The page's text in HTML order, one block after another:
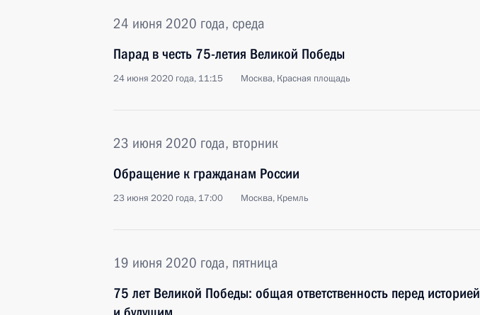
24 июня 2020 года, среда
Парад в честь 75-летия Великой Победы
24 июня 2020 года, 11:15 Москва, Красная площадь
23 июня 2020 года, вторник
Обращение к гражданам России
23 июня 2020 года, 17:00 Москва, Кремль
19 июня 2020 года, пятница
75 лет Великой Победы: общая ответственность перед историей